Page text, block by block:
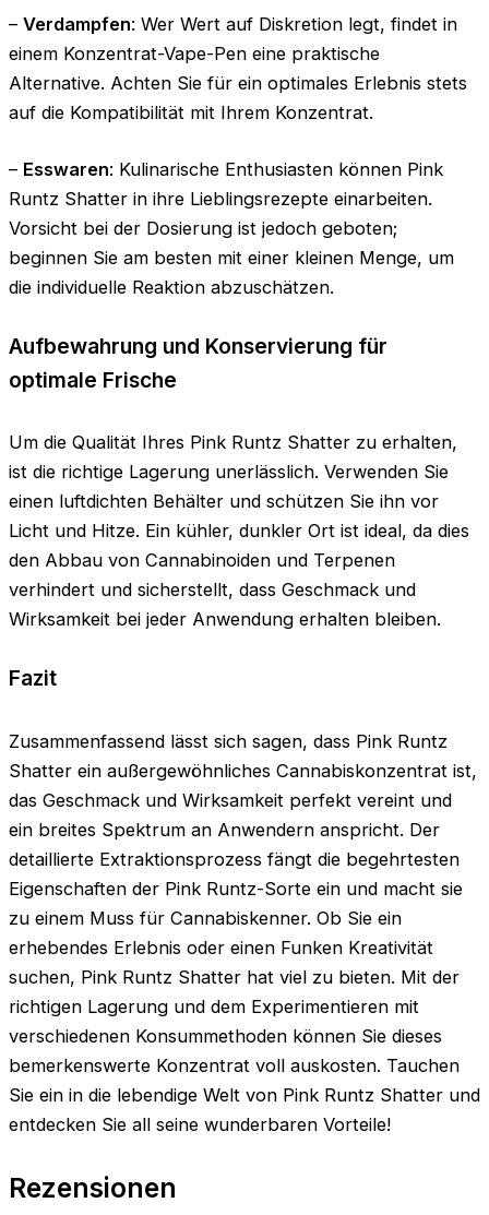
– Verdampfen: Wer Wert auf Diskretion legt, findet in
einem Konzentrat-Vape-Pen eine praktische
Alternative. Achten Sie für ein optimales Erlebnis stets
auf die Kompatibilität mit Ihrem Konzentrat.
– Esswaren: Kulinarische Enthusiasten können Pink
Runtz Shatter in ihre Lieblingsrezepte einarbeiten.
Vorsicht bei der Dosierung ist jedoch geboten;
beginnen Sie am besten mit einer kleinen Menge, um
die individuelle Reaktion abzuschätzen.
Aufbewahrung und Konservierung für
optimale Frische
Um die Qualität Ihres Pink Runtz Shatter zu erhalten,
ist die richtige Lagerung unerlässlich. Verwenden Sie
einen luftdichten Behälter und schützen Sie ihn vor
Licht und Hitze. Ein kühler, dunkler Ort ist ideal, da dies
den Abbau von Cannabinoiden und Terpenen
verhindert und sicherstellt, dass Geschmack und
Wirksamkeit bei jeder Anwendung erhalten bleiben.
Fazit
Zusammenfassend lässt sich sagen, dass Pink Runtz
Shatter ein außergewöhnliches Cannabiskonzentrat ist,
das Geschmack und Wirksamkeit perfekt vereint und
ein breites Spektrum an Anwendern anspricht. Der
detaillierte Extraktionsprozess fängt die begehrtesten
Eigenschaften der Pink Runtz-Sorte ein und macht sie
zu einem Muss für Cannabiskenner. Ob Sie ein
erhebendes Erlebnis oder einen Funken Kreativität
suchen, Pink Runtz Shatter hat viel zu bieten. Mit der
richtigen Lagerung und dem Experimentieren mit
verschiedenen Konsummethoden können Sie dieses
bemerkenswerte Konzentrat voll auskosten. Tauchen
Sie ein in die lebendige Welt von Pink Runtz Shatter und
entdecken Sie all seine wunderbaren Vorteile!
Rezensionen